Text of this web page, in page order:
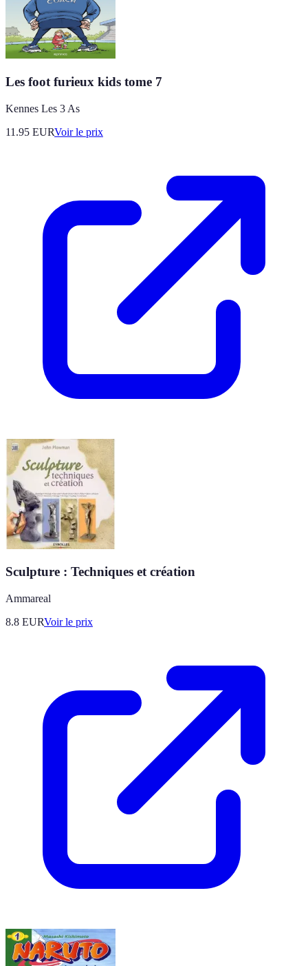
Les foot furieux kids tome 7
Kennes Les 3 As
11.95 EURVoir le prix
Sculpture : Techniques et création
Ammareal
8.8 EURVoir le prix